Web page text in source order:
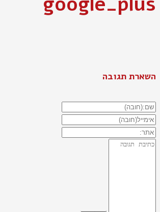
השארת תגובה